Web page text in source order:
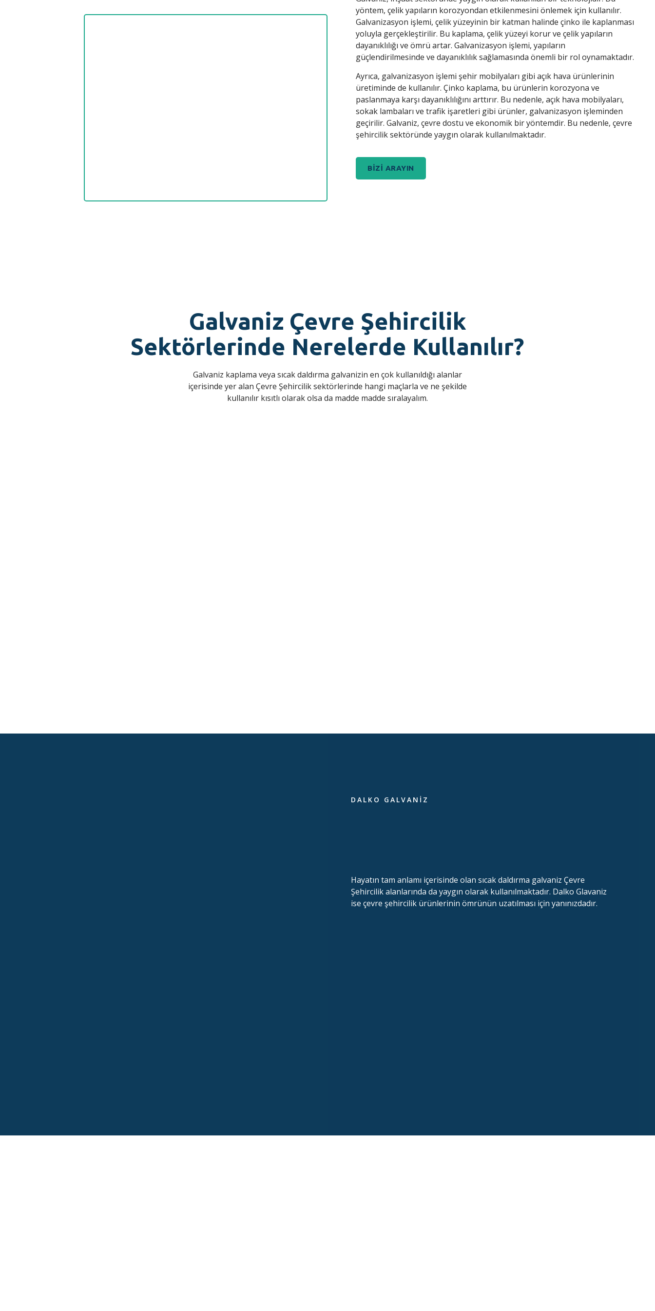
yöntem, çelik yapıların korozyondan etkilenmesini önlemek için kullanılır.
Galvanizasyon işlemi, çelik yüzeyinin bir katman halinde çinko ile kaplanması
yoluyla gerçekleştirilir. Bu kaplama, çelik yüzeyi korur ve çelik yapıların
dayanıklılığı ve ömrü artar. Galvanizasyon işlemi, yapıların
güçlendirilmesinde ve dayanıklılık sağlamasında önemli bir rol oynamaktadır.
Ayrıca, galvanizasyon işlemi şehir mobilyaları gibi açık hava ürünlerinin
üretiminde de kullanılır. Çinko kaplama, bu ürünlerin korozyona ve
paslanmaya karşı dayanıklılığını arttırır. Bu nedenle, açık hava mobilyaları,
sokak lambaları ve trafik işaretleri gibi ürünler, galvanizasyon işleminden
geçirilir. Galvaniz, çevre dostu ve ekonomik bir yöntemdir. Bu nedenle, çevre
şehircilik sektöründe yaygın olarak kullanılmaktadır.
BIZI ARAYIN
Galvaniz Çevre Şehircilik
Sektörlerinde Nerelerde Kullanılır?
Galvaniz kaplama veya sıcak daldırma galvanizin en çok kullanıldığı alanlar
içerisinde yer alan Çevre Şehircilik sektörlerinde hangi maçlarla ve ne şekilde
kullanılır kısıtlı olarak olsa da madde madde sıralayalım.
DALKO GALVANIZ
Hayatın tam anlamı içerisinde olan sıcak daldırma galvaniz Çevre
Şehircilik alanlarında da yaygın olarak kullanılmaktadır. Dalko Glavaniz
ise çevre şehircilik ürünlerinin ömrünün uzatılması için yanınızdadır.